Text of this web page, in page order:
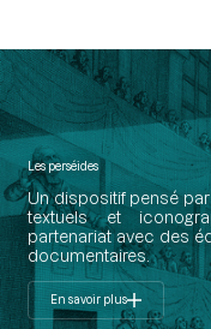
Les perséides
Un dispositif pensé
textuels et
partenariat avec des
documentaires.
En savoir plus